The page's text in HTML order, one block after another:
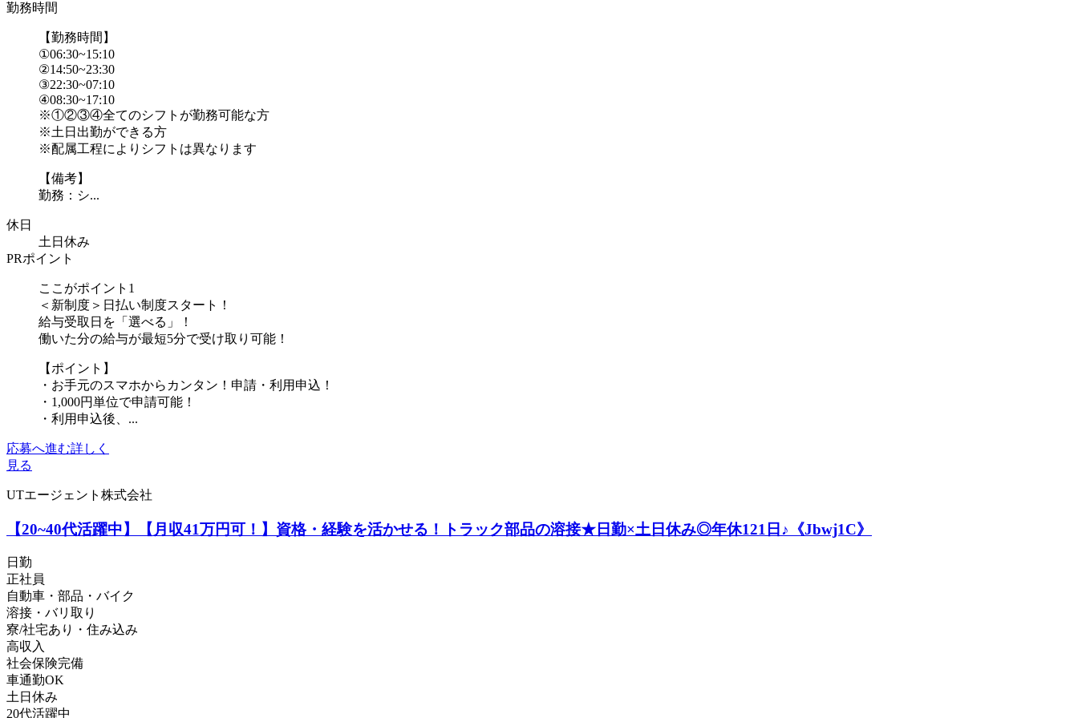
勤務時間
【勤務時間】
①06:30~15:10
②14:50~23:30
③22:30~07:10
④08:30~17:10
※①②③④全てのシフトが勤務可能な方
※土日出勤ができる方
※配属工程によりシフトは異なります
【備考】
勤務：シ...
休日
土日休み
PRポイント
ここがポイント1
＜新制度＞日払い制度スタート！
給与受取日を「選べる」！
働いた分の給与が最短5分で受け取り可能！
【ポイント】
・お手元のスマホからカンタン！申請・利用申込！
・1,000円単位で申請可能！
・利用申込後、...
応募へ進む詳しく
見る
UTエージェント株式会社
【20~40代活躍中】【月収41万円可！】資格・経験を活かせる！トラック部品の溶接★日勤×土日休み◎年休121日♪《Jbwj1C》
日勤
正社員
自動車・部品・バイク
溶接・バリ取り
寮/社宅あり・住み込み
高収入
社会保険完備
車通勤OK
土日休み
20代活躍中